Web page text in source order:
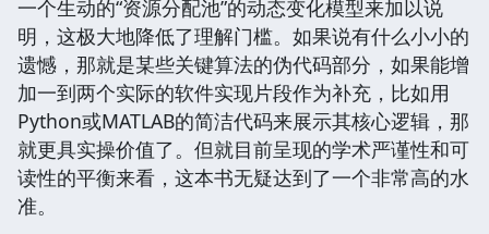
一个生动的“资源分配池”的动态变化模型来加以说
明，这极大地降低了理解门槛。如果说有什么小小的
遗憾，那就是某些关键算法的伪代码部分，如果能增
加一到两个实际的软件实现片段作为补充，比如用
Python或MATLAB的简洁代码来展示其核心逻辑，那
就更具实操价值了。但就目前呈现的学术严谨性和可
读性的平衡来看，这本书无疑达到了一个非常高的水
准。